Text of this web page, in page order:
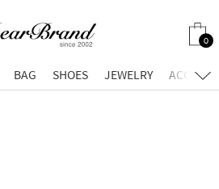
0
BAG SHOES JEWELRY